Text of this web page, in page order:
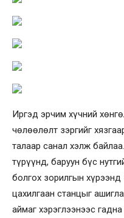
Иргэд эрчим хүчний
чөлөөлөлт зэргийг
талаар санал хэлж
түрүүнд, баруун бүс
болгох зорилгын
цахилгаан станцыг
аймаг хэрэглээнээс